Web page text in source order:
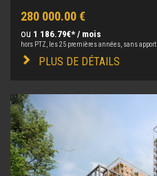
280 000.00 €
ou 1 186.79€* / mois
hors PTZ, les 25 premières années, sans apport
PLUS DE DÉTAILS